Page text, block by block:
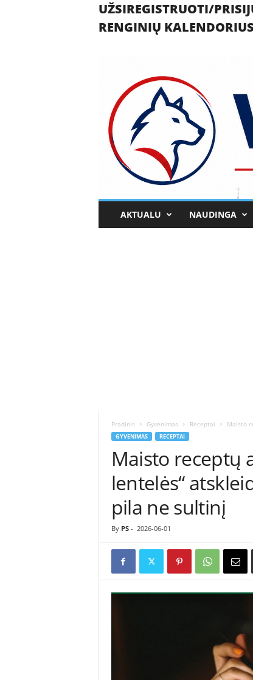
UŽSIREGISTRUOTI/
RENGINIŲ KALENDORIUS
m
p
AKTUALU NAUDINGA
Pradinis Gyvenimas Receptai Maisto
GYVENIMAS RECEPTAI
Maisto receptų
lentelės“
pila ne sultinį
By PS- 2026-06-01